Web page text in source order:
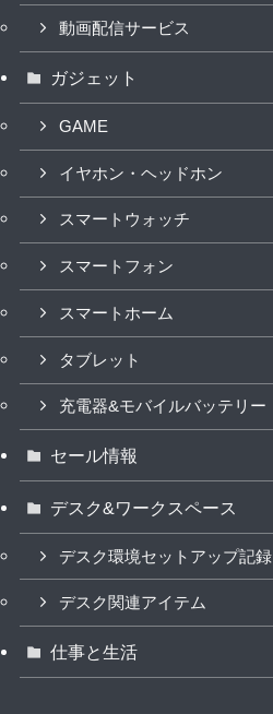
動画配信サービス
ガジェット
GAME
イヤホン・ヘッドホン
スマートウォッチ
スマートフォン
スマートホーム
タブレット
充電器&モバイルバッテリー
セール情報
デスク&ワークスペース
デスク環境セットアップ記録
デスク関連アイテム
仕事と生活